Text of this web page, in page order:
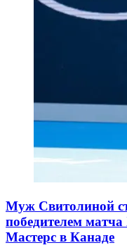
Муж Свитолиной
победителем
Мастерс в Канаде